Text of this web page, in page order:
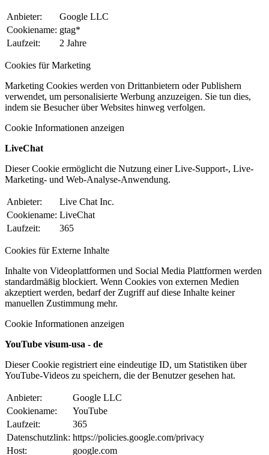
Anbieter:
Google LLC
Cookiename: gtag*
Laufzeit:
2 Jahre
Cookies für Marketing
Marketing Cookies werden von Drittanbietern oder Publishern
verwendet, um personalisierte Werbung anzuzeigen. Sie tun dies,
indem sie Besucher über Websites hinweg verfolgen.
Cookie Informationen anzeigen
LiveChat
Dieser Cookie ermöglicht die Nutzung einer Live-Support-, Live-
Marketing- und Web-Analyse-Anwendung.
Anbieter:
Live Chat Inc.
Cookiename: LiveChat
Laufzeit:
365
Cookies für Externe Inhalte
Inhalte von Videoplattformen und Social Media Plattformen werden
standardmäßig blockiert. Wenn Cookies von externen Medien
akzeptiert werden, bedarf der Zugriff auf diese Inhalte keiner
manuellen Zustimmung mehr.
Cookie Informationen anzeigen
YouTube visum-usa - de
Dieser Cookie registriert eine eindeutige ID, um Statistiken über
YouTube-Videos zu speichern, die der Benutzer gesehen hat.
Anbieter:
Google LLC
Cookiename:
YouTube
Laufzeit:
365
Datenschutzlink: https://policies.google.com/privacy
Host:
google.com